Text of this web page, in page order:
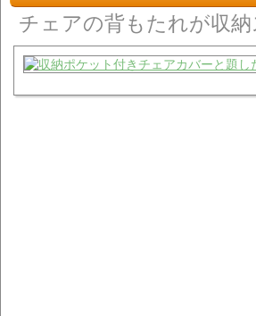
チェアの背もたれが収